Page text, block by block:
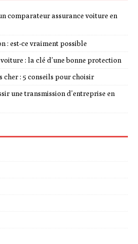
comparateur assurance voiture en
: est-ce vraiment possible
: la clé d’une bonne protection
cher : 5 conseils pour choisir
une transmission d’entreprise en